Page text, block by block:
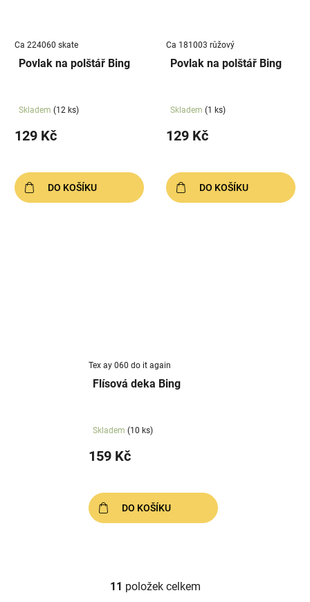
Ca 224060 skate
Povlak na polštář Bing
Skladem (12 ks)
129 Kč
DO KOŠÍKU
Ca 181003 růžový
Povlak na polštář Bing
Skladem (1 ks)
129 Kč
DO KOŠÍKU
Tex ay 060 do it again
Flísová deka Bing
Skladem (10 ks)
159 Kč
DO KOŠÍKU
O
11 položek celkem